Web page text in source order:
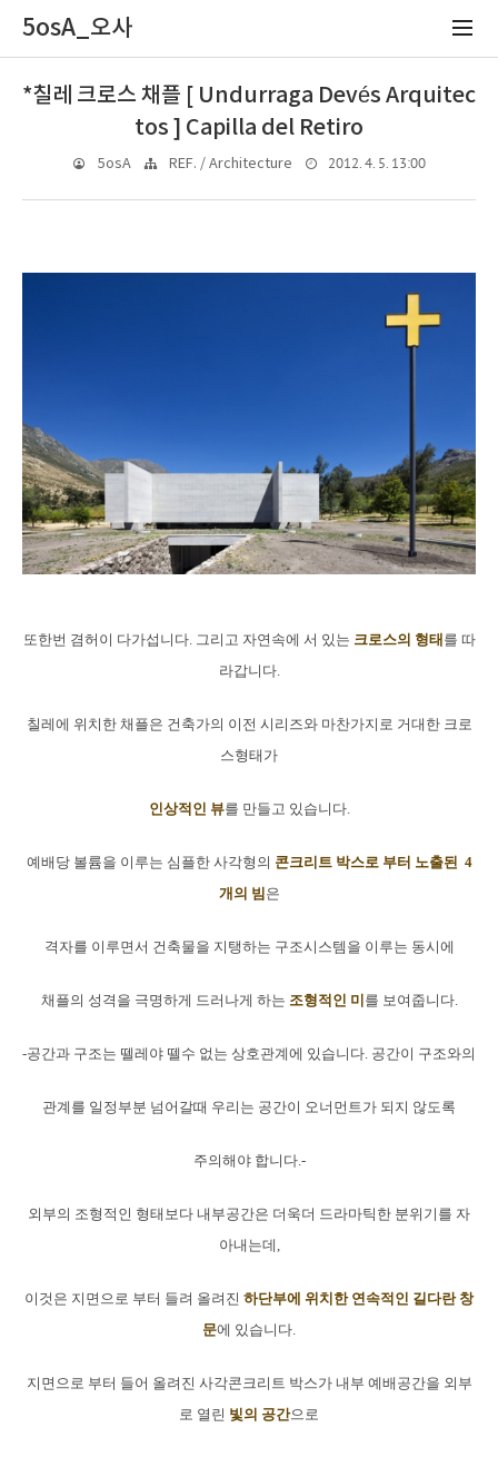
5osA_오사
*칠레 크로스 채플 [ Undurraga Devés Arquitec
tos ] Capilla del Retiro
5osA REF. / Architecture 2012. 4. 5. 13:00
또한번 겸허이 다가섭니다. 그리고 자연속에 서 있는 크로스의 형태 를 따
라갑니다.
칠레에 위치한 채플은 건축가의 이전 시리즈와 마찬가지로 거대한 크로
스형태가
인상적인 뷰를 만들고 있습니다.
예배당 볼륨을 이루는 심플한 사각형의 콘크리트 박스로 부터 노출된 4
개의 빔 은
격자를 이루면서 건축물을 지탱하는 구조시스템을 이루는 동시에
채플의 성격을 극명하게 드러나게 하는 조형적인 미 를 보여줍니다.
-공간과 구조는 뗄레야 뗄수 없는 상호관계에 있습니다. 공간이 구조와의
관계를 일정부분 넘어갈때 우리는 공간이 오너먼트가 되지 않도록
주의해야 합니다.-
외부의 조형적인 형태보다 내부공간은 더욱더 드라마틱한 분위기를 자
아내는데,
이것은 지면으로 부터 들려 올려진 하단부에 위치한 연속적인 길다란 창
문에 있습니다.
지면으로 부터 들어 올려진 사각콘크리트 박스가 내부 예배공간을 외부
로 열린 빛의 공간으로